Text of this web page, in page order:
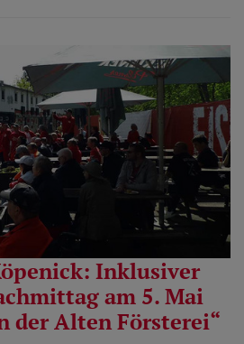
Inklusiver
am 5. Mai
der Alten Försterei“